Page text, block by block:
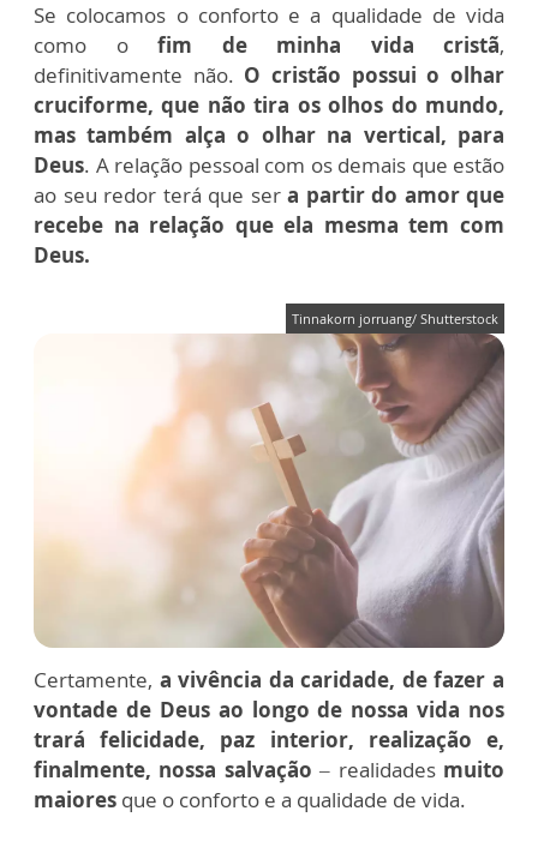
Se colocamos o conforto e a qualidade de vida
como o fim de minha vida cristã,
definitivamente não. O cristão possui o olhar
cruciforme, que não tira os olhos do mundo,
mas também alça o olhar na vertical, para
Deus. A relação pessoal com os demais que estão
ao seu redor terá que ser a partir do amor que
recebe na relação que ela mesma tem com
Deus.
Tinnakorn jorruang/ Shutterstock
Certamente, a vivência da caridade, de fazer a
vontade de Deus ao longo de nossa vida nos
trará felicidade, paz interior, realização e,
finalmente, nossa salvação – realidades muito
maiores que o conforto e a qualidade de vida.